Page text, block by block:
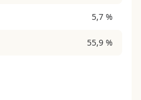
5,7 %
55,9 %